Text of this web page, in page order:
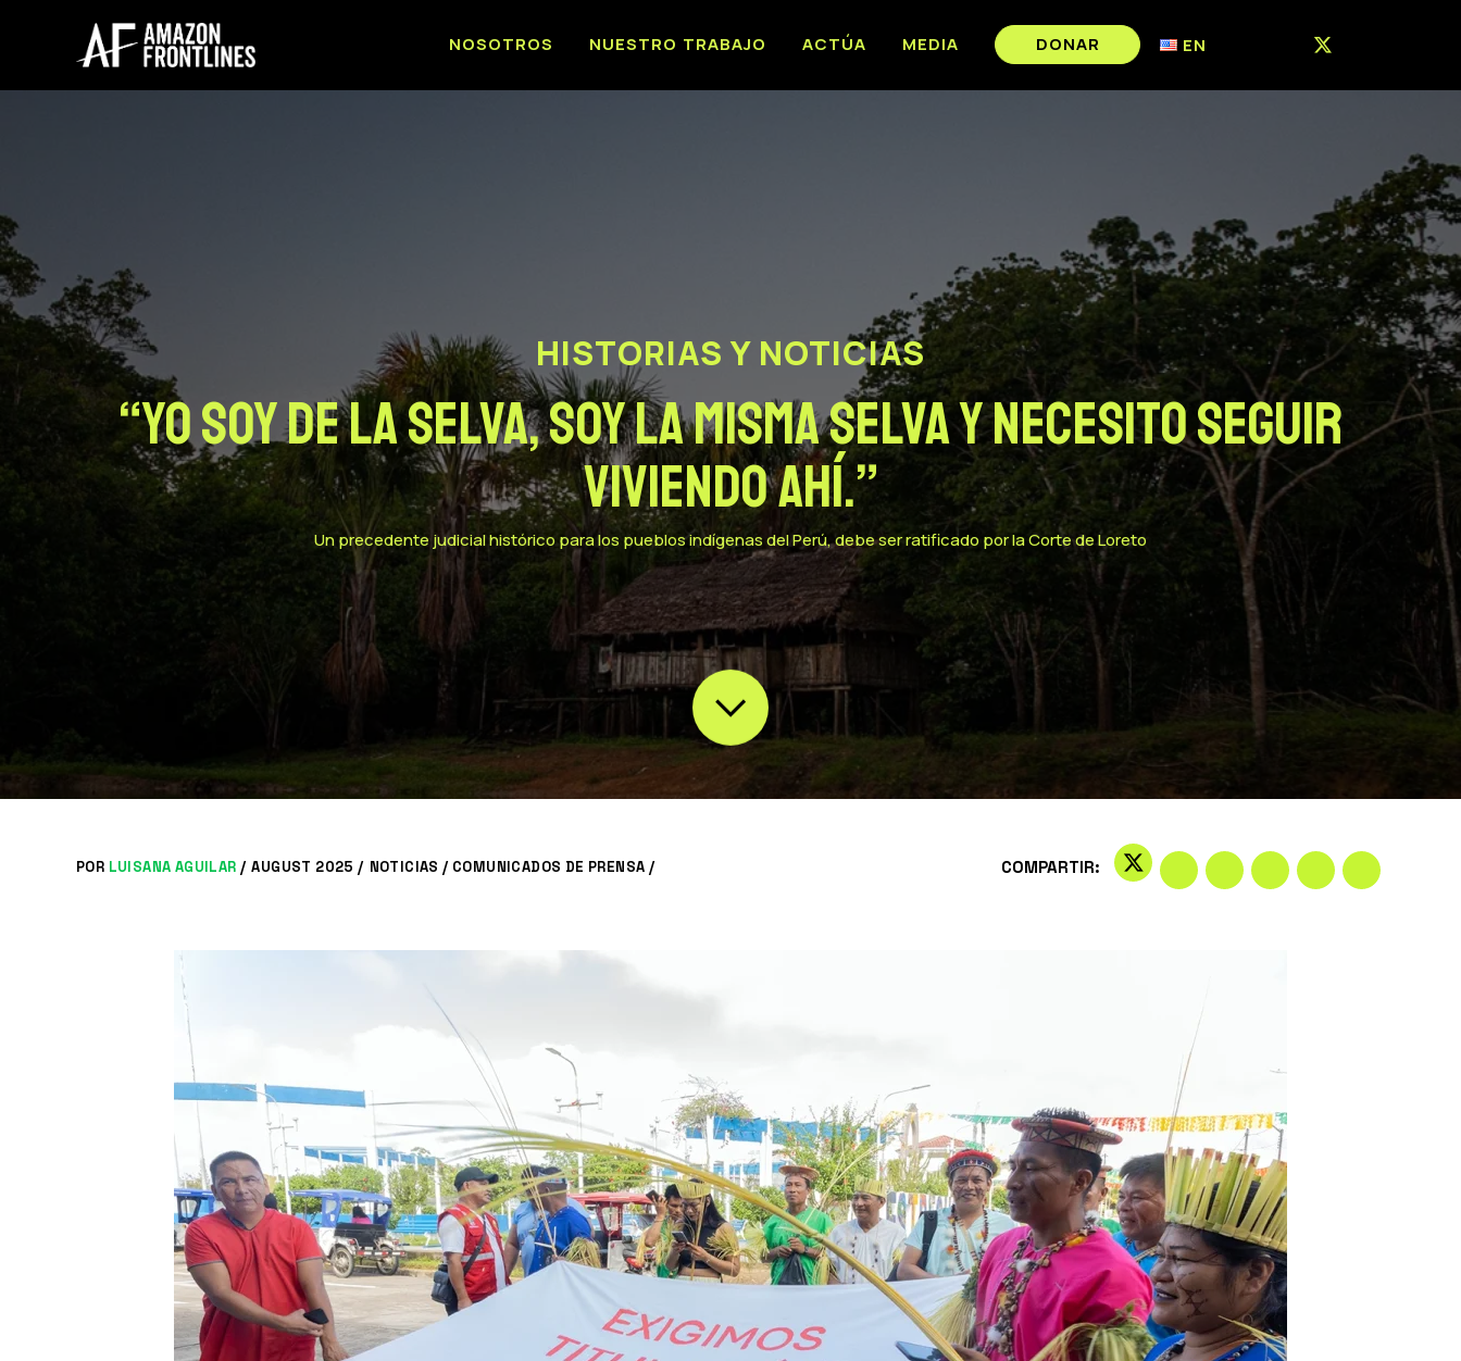
NOSOTROS NUESTRO TRABAJO ACTÚA MEDIA DONAR EN
HISTORIAS Y NOTICIAS
“Yo soy de la selva, soy la misma selva y necesito seguir
viviendo ahí.”
Un precedente judicial histórico para los pueblos indígenas del Perú, debe ser ratificado por la Corte de Loreto
POR LUISANA AGUILAR / AUGUST 2025 / NOTICIAS / COMUNICADOS DE PRENSA / COMPARTIR: